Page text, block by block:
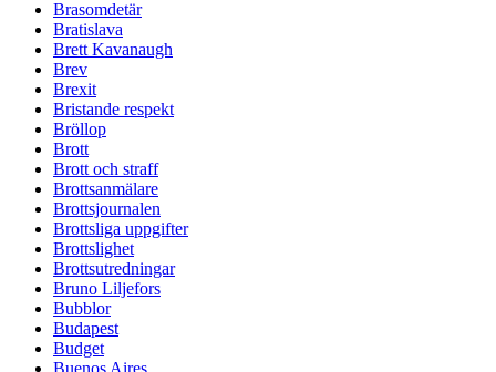
Brasomdetär
Bratislava
Brett Kavanaugh
Brev
Brexit
Bristande respekt
Bröllop
Brott
Brott och straff
Brottsanmälare
Brottsjournalen
Brottsliga uppgifter
Brottslighet
Brottsutredningar
Bruno Liljefors
Bubblor
Budapest
Budget
Buenos Aires